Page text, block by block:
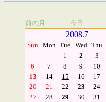
前の月 今日
2008.7
Sun Mon Tue Wed Thu
1
2 3
6
7 8 9 10
13
14 15 16 17
20
21 22 23 24
27
28 29 30 31